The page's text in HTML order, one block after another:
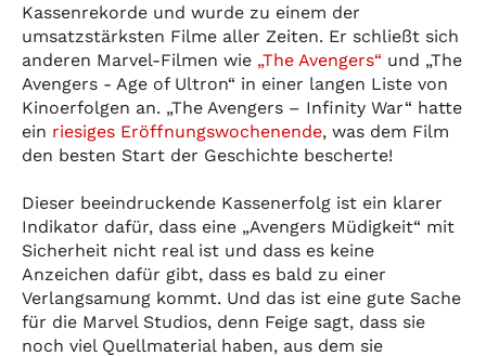
Kassenrekorde und wurde zu einem der
umsatzstärksten Filme aller Zeiten. Er schließt sich
anderen Marvel-Filmen wie „The Avengers“ und „The
Avengers - Age of Ultron“ in einer langen Liste von
Kinoerfolgen an. „The Avengers – Infinity War“ hatte
ein riesiges Eröffnungswochenende, was dem Film
den besten Start der Geschichte bescherte!
Dieser beeindruckende Kassenerfolg ist ein klarer
Indikator dafür, dass eine „Avengers Müdigkeit“ mit
Sicherheit nicht real ist und dass es keine
Anzeichen dafür gibt, dass es bald zu einer
Verlangsamung kommt. Und das ist eine gute Sache
für die Marvel Studios, denn Feige sagt, dass sie
noch viel Quellmaterial haben, aus dem sie